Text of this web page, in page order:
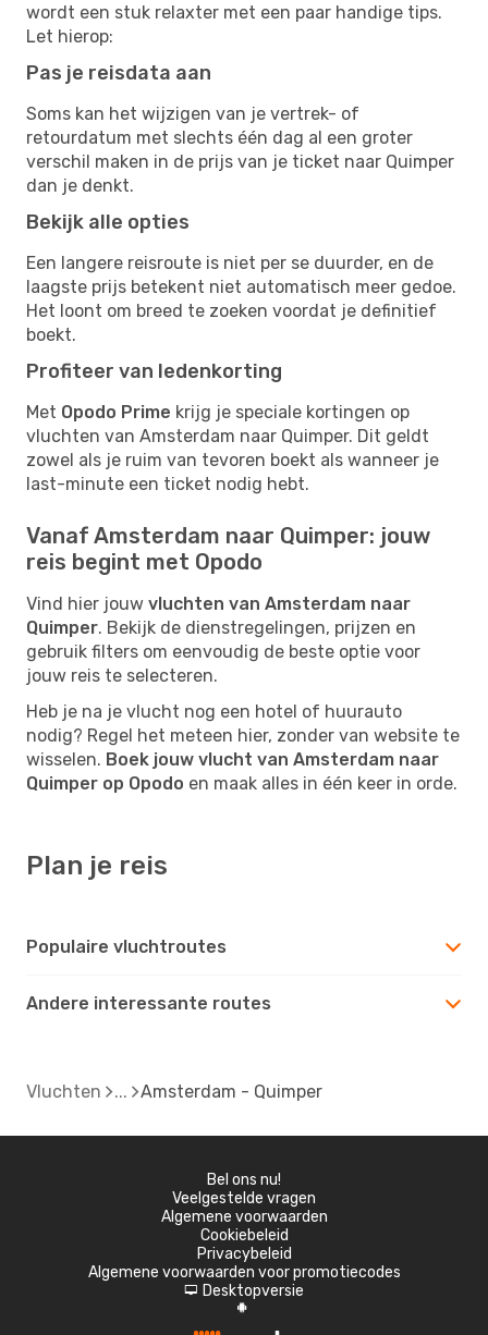
wordt een stuk relaxter met een paar handige tips.
Let hierop:
Pas je reisdata aan
Soms kan het wijzigen van je vertrek- of
retourdatum met slechts één dag al een groter
verschil maken in de prijs van je ticket naar Quimper
dan je denkt.
Bekijk alle opties
Een langere reisroute is niet per se duurder, en de
laagste prijs betekent niet automatisch meer gedoe.
Het loont om breed te zoeken voordat je definitief
boekt.
Profiteer van ledenkorting
Met Opodo Prime krijg je speciale kortingen op
vluchten van Amsterdam naar Quimper. Dit geldt
zowel als je ruim van tevoren boekt als wanneer je
last-minute een ticket nodig hebt.
Vanaf Amsterdam naar Quimper: jouw
reis begint met Opodo
Vind hier jouw vluchten van Amsterdam naar
Quimper. Bekijk de dienstregelingen, prijzen en
gebruik filters om eenvoudig de beste optie voor
jouw reis te selecteren.
Heb je na je vlucht nog een hotel of huurauto
nodig? Regel het meteen hier, zonder van website te
wisselen. Boek jouw vlucht van Amsterdam naar
Quimper op Opodo en maak alles in één keer in orde.
Plan je reis
Populaire vluchtroutes
Andere interessante routes
Vluchten Amsterdam - Quimper
Bel ons nu!
Veelgestelde vragen
Algemene voorwaarden
Cookiebeleid
Privacybeleid
Algemene voorwaarden voor promotiecodes
d Desktopversie
A